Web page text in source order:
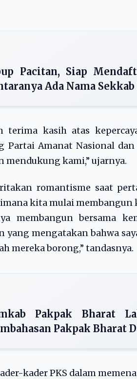
Pacitan, Siap
Ada Nama
terima kasih atas
Partai Amanat Nasional
mendukung kami,” ujarnya.
romantisme saat
kita mulai
membangun bersama
yang mengatakan bahwa
mereka borong,” tandasnya.
Pakpak Bharat
Pakpak Bharat
kader PKS dalam